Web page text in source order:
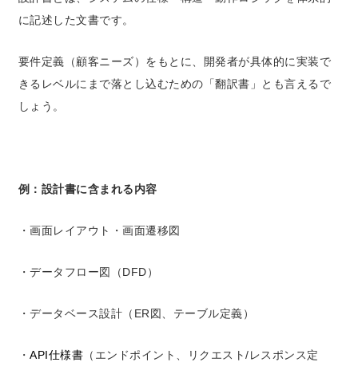
に記述した文書です。
要件定義（顧客ニーズ）をもとに、開発者が具体的に実装で
きるレベルにまで落とし込むための「翻訳書」とも言えるで
しょう。
例：設計書に含まれる内容
・画面レイアウト・画面遷移図
・データフロー図（DFD）
・データベース設計（ER図、テーブル定義）
・API仕様書 （エンドポイント、リクエスト/レスポンス定